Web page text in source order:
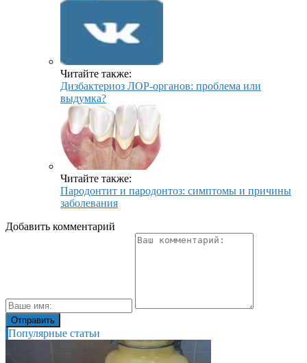
Читайте также:
Дизбактериоз ЛОР-органов: проблема или
выдумка?
Читайте также:
Пародонтит и пародонтоз: симптомы и причины
заболевания
Добавить комментарий
Популярные статьи